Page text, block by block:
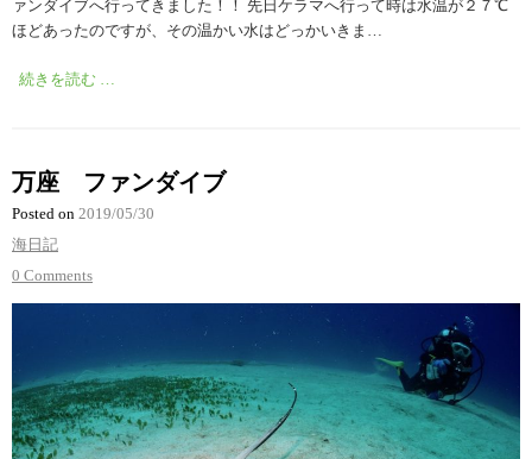
ァンダイブへ行ってきました！！ 先日ケラマへ行って時は水温が２７℃
ほどあったのですが、その温かい水はどっかいきま…
続きを読む …
万座 ファンダイブ
Posted on 2019/05/30
海日記
0 Comments